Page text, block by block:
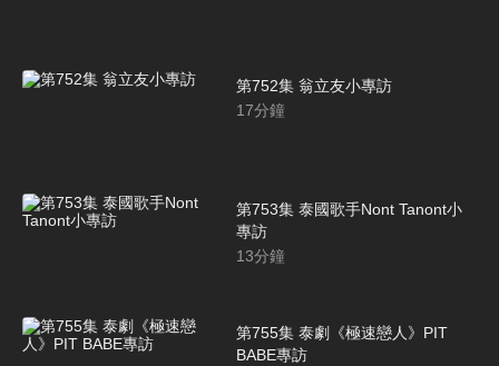
第752集 翁立友小專訪
17分鐘
第753集 泰國歌手Nont Tanont小
專訪
13分鐘
第755集 泰劇《極速戀人》PIT
BABE專訪